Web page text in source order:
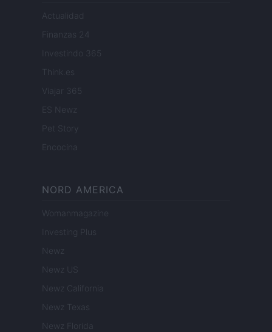
Actualidad
Finanzas 24
Investindo 365
Think.es
Viajar 365
ES Newz
Pet Story
Encocina
NORD AMERICA
Womanmagazine
Investing Plus
Newz
Newz US
Newz California
Newz Texas
Newz Florida